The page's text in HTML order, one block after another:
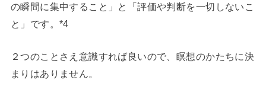
の瞬間に集中すること」と「評価や判断を一切しないこ
と」です。*4
２つのことさえ意識すれば良いので、瞑想のかたちに決
まりはありません。